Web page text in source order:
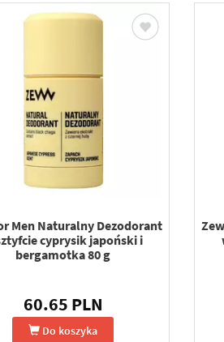
Men Naturalny Dezodorant
cyprysik japoński i
bergamotka 80 g
60.65 PLN
Do koszyka